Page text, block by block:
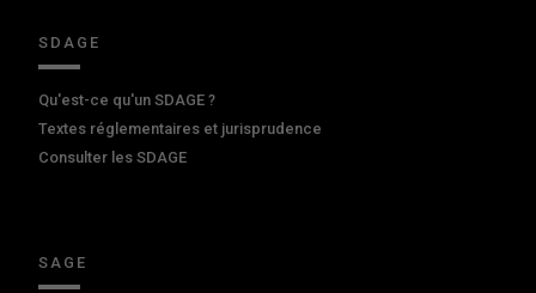
SDAGE
Qu'est-ce qu'un SDAGE ?
Textes réglementaires et jurisprudence
Consulter les SDAGE
SAGE